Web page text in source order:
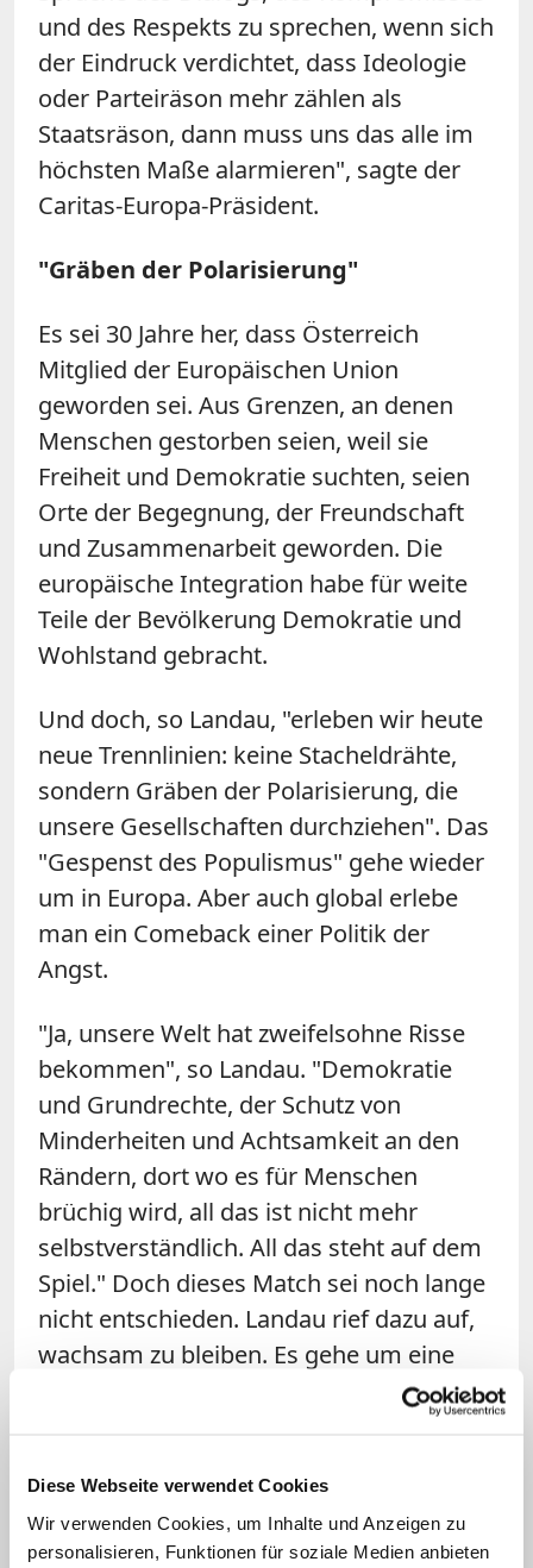
Diese Webseite verwendet Cookies
Wir verwenden Cookies, um Inhalte und Anzeigen zu
personalisieren, Funktionen für soziale Medien anbieten
und des Respekts zu sprechen, wenn sich
der Eindruck verdichtet, dass Ideologie
oder Parteiräson mehr zählen als
Staatsräson, dann muss uns das alle im
höchsten Maße alarmieren", sagte der
Caritas-Europa-Präsident.
"Gräben der Polarisierung"
Es sei 30 Jahre her, dass Österreich
Mitglied der Europäischen Union
geworden sei. Aus Grenzen, an denen
Menschen gestorben seien, weil sie
Freiheit und Demokratie suchten, seien
Orte der Begegnung, der Freundschaft
und Zusammenarbeit geworden. Die
europäische Integration habe für weite
Teile der Bevölkerung Demokratie und
Wohlstand gebracht.
Und doch, so Landau, "erleben wir heute
neue Trennlinien: keine Stacheldrähte,
sondern Gräben der Polarisierung, die
unsere Gesellschaften durchziehen". Das
"Gespenst des Populismus" gehe wieder
um in Europa. Aber auch global erlebe
man ein Comeback einer Politik der
Angst.
"Ja, unsere Welt hat zweifelsohne Risse
bekommen", so Landau. "Demokratie
und Grundrechte, der Schutz von
Minderheiten und Achtsamkeit an den
Rändern, dort wo es für Menschen
brüchig wird, all das ist nicht mehr
selbstverständlich. All das steht auf dem
Spiel." Doch dieses Match sei noch lange
nicht entschieden. Landau rief dazu auf,
wachsam zu bleiben. Es gehe um eine
Zukunft, in der liberale Werte, die gleiche
vom Stärkeren, sondern von starken,
demokratischen Institutionen ausgeht.